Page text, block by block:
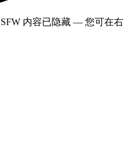
内容已隐藏 — 您可在右